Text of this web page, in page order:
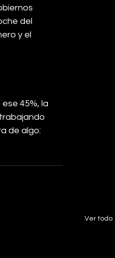
del
y el
45%, la
de algo:
Ver todo